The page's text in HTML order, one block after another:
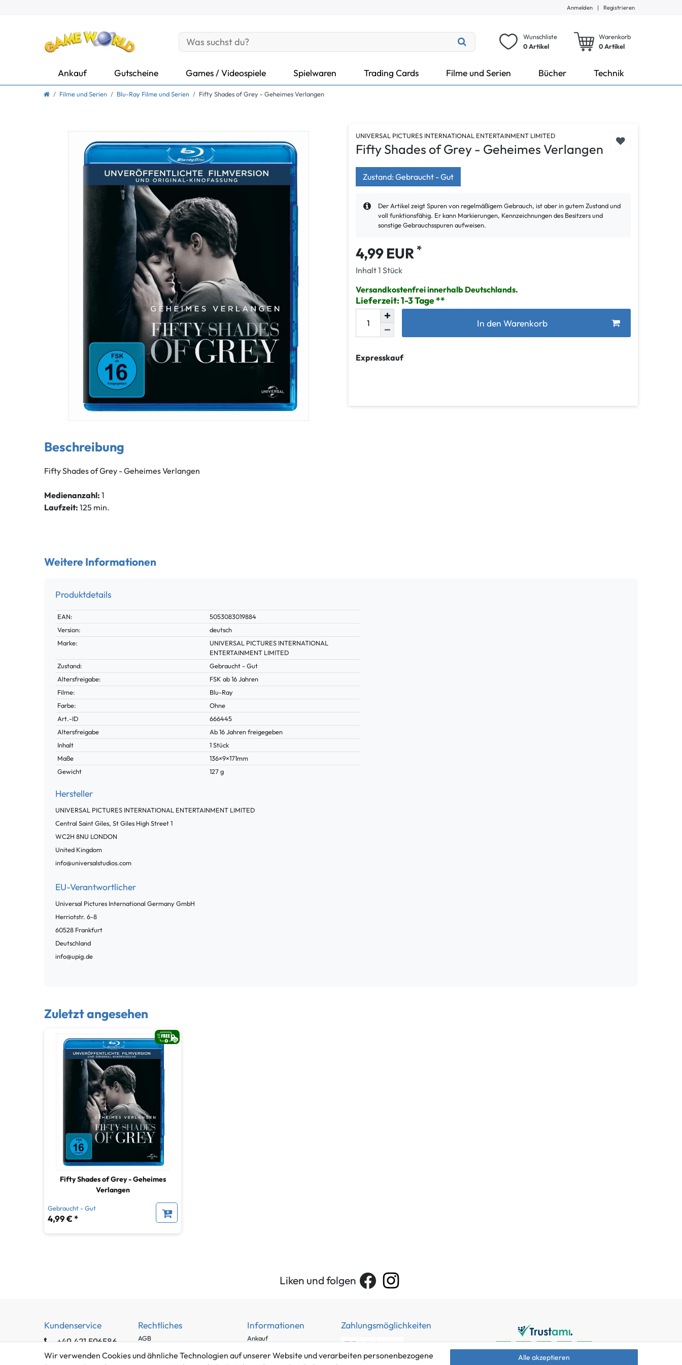
Anmelden | Registrieren
Wunschliste
0 Artikel
Warenkorb
0Artikel
Ankauf Gutscheine Games / Videospiele Spielwaren Trading Cards Filme und Serien Bücher Technik
Filme und Serien Blu-Ray Filme und Serien Fifty Shades of Grey - Geheimes Verlangen
UNIVERSAL PICTURES INTERNATIONAL ENTERTAINMENT LIMITED
Fifty Shades of Grey - Geheimes Verlangen
Zustand: Gebraucht - Gut
Der Artikel zeigt Spuren von regelmäßigem Gebrauch, ist aber in gutem Zustand und
voll funktionsfähig. Er kann Markierungen, Kennzeichnungen des Besitzers und
sonstige Gebrauchsspuren aufweisen.
4,99 EUR *
Inhalt1 Stück
Versandkostenfrei innerhalb Deutschlands.
Lieferzeit: 1-3 Tage
In den Warenkorb
Expresskauf
Beschreibung
Fifty Shades of Grey - Geheimes Verlangen
Medienanzahl: 1
Laufzeit: 125 min.
Weitere Informationen
Produktdetails
Technisches
Merkmal
Wert
EAN:
5053083019884
Version:
deutsch
Marke:
UNIVERSAL PICTURES INTERNATIONAL
ENTERTAINMENT LIMITED
Zustand:
Gebraucht - Gut
Altersfreigabe:
FSK ab 16 Jahren
Filme:
Blu-Ray
Farbe:
Ohne
Technisches
Merkmal
Wert
Art.-ID
666445
Altersfreigabe
Ab 16 Jahren freigegeben
Inhalt
1 Stück
Maße
136×9×171mm
Gewicht
127 g
Hersteller
UNIVERSAL PICTURES INTERNATIONAL ENTERTAINMENT LIMITED
Central Saint Giles, St Giles High Street1
WC2H 8NU LONDON
United Kingdom
info@universalstudios.com
EU-Verantwortlicher
Universal Pictures International Germany GmbH
Herriotstr. 6-8
60528 Frankfurt
Deutschland
info@upig.de
Zuletzt angesehen
Fifty Shades of Grey - Geheimes
Verlangen
Gebraucht - Gut
4,99 € *
Liken und folgen
Kundenservice
+49 421 596586
Mo. - Fr. 9 - 16 Uhr
Rechtliches
AGB
Impressum
Informationen
Ankauf
Zahlungsmöglichkeiten
Wir verwenden Cookies und ähnliche Technologien auf unserer Website und verarbeiten personenbezogene
Alle akzeptieren